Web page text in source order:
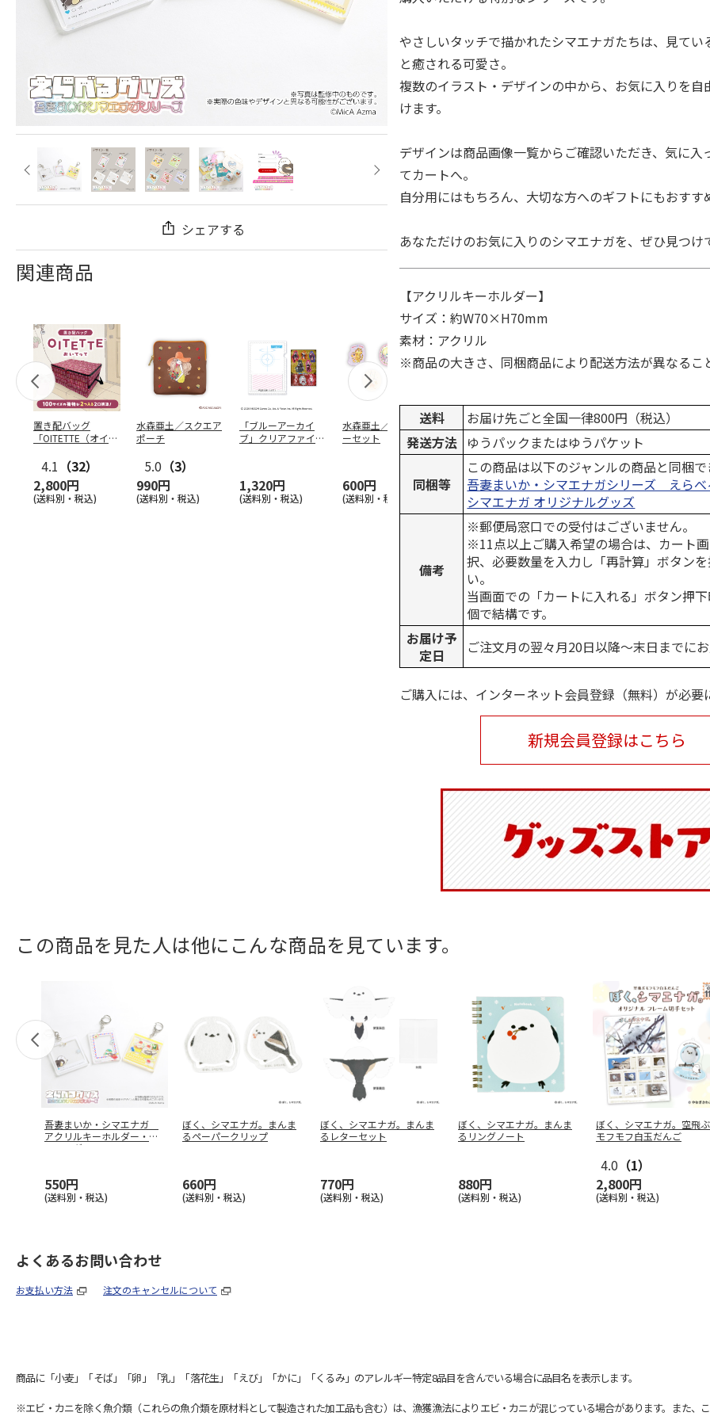
シェアする
関連商品
置き配バッグ
「OITETTE（オイテ
4.1 （32）
2,800円
(送料別・税込)
水森亜土／スクエア
ポーチ
5.0 （3）
990円
(送料別・税込)
「ブルーアーカイ
ブ」クリアファイル
1,320円
(送料別・税込)
水森亜土／ステッカ
ーセット
600円
(送料別・税込)
リラックマ／マルチ
ケース
5.0（6）
1,100円
(送料別・税込)
ポムポムプリン30th
おもちもちもちマス
コット
2,200円
(送料別・税込)
アニメ『ジ
セッ…
5.0（7）
1,969円
やさしいタッチで描かれたシマエナガたちは、見てい
と癒される可愛さ。
複数のイラスト・デザインの中から、お気に入りを自
けます。
デザインは商品画像一覧からご確認いただき、気に入
てカートへ。
自分用にはもちろん、大切な方へのギフトにもおすす
あなただけのお気に入りのシマエナガを、ぜひ見つけ
【アクリルキーホルダー】
サイズ：約W70×H70mm
素材：アクリル
※商品の大きさ、同梱商品により配送方法が異なるこ
送料
お届け先ごと全国一律800円（税込）
発送方法 ゆうパックまたはゆうパケット
同梱等
この商品は以下のジャンルの商品と同梱
吾妻まいか・シマエナガシリーズ えら
シマエナガ オリジナルグッズ
備考
※郵便局窓口での受付はございません。
※11点以上ご購入希望の場合は、カート
択、必要数量を入力し「再計算」ボタン
い。
当画面での「カートに入れる」ボタン押
個で結構です。
お届け予
定日
ご注文月の翌々月20日以降～末日までに
ご購入には、インターネット会員登録（無料）が必要
新規会員登録はこちら
この商品を見た人は他にこんな商品を見ています。
吾妻まいか・シマエナガ
アクリルキーホルダー・え
らべるグッ
550円
(送料別・税込)
ぼく、シマエナガ。まんま
るペーパークリップ
660円
(送料別・税込)
ぼく、シマエナガ。まんま
るレターセット
770円
(送料別・税込)
ぼく、シマエナガ。まんま
るリングノート
880円
(送料別・税込)
ぼく、シマエナガ。空飛ぶ
モフモフ白玉だんご
4.0 （1）
2,800円
(送料別・税込)
よくあるお問い合わせ
お支払い方法 注文のキャンセルについて
商品に「小麦」「そば」「卵」「乳」「落花生」「えび」「かに」「くるみ」のアレルギー特定8品目を含んでいる場合に品目名を表示します。
※エビ・カニを除く魚介類（これらの魚介類を原材料として製造された加工品も含む）は、漁獲漁法によりエビ・カニが混じっている場合があります。また、